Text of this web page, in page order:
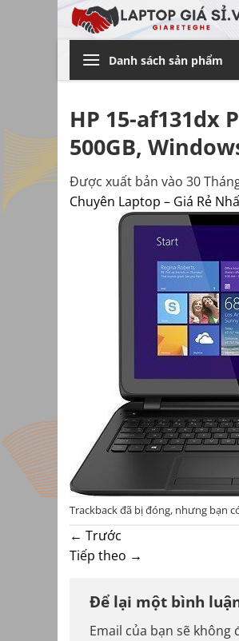
Bỏ
qua
dung
Danh sách sản phẩm
HP 15-af131dx
500GB,
Được xuất bản vào 30
Chuyên Laptop – Giá Rẻ
Trackback đã bị đóng, nhưng bạn
← Trước
Tiếp theo →
Để lại một bình
Email của bạn sẽ